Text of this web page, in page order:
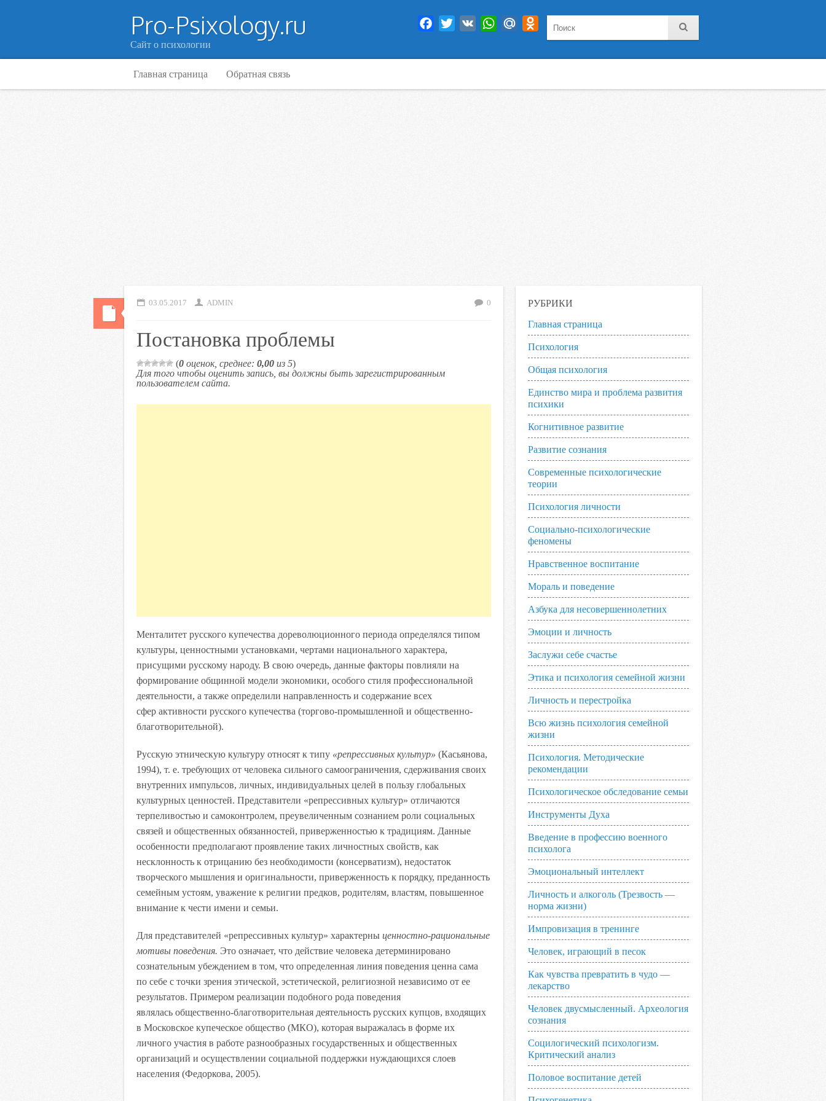
Pro-Psixology.ru
Сайт о психологии
Facebook
Twitter VK WhatsAppMail.RuOdnoklassniki
Главная страница Обратная связь
03.05.2017 ADMIN 0
Постановка проблемы
(0 оценок, среднее: 0,00 из 5)
Для того чтобы оценить запись, вы должны быть зарегистрированным
пользователем сайта.
Менталитет русского купечества дореволюционного периода определялся типом
культуры, ценностными установками, чертами национального характера,
присущими русскому народу. В свою очередь, данные факторы повлияли на
формирование общинной модели экономики, особого стиля профессиональной
деятельности, а также определили направленность и содержание всех
сфер активности русского купечества (торгово-промышленной и общественно-
благотворительной).
Русскую этническую культуру относят к типу «репрессивных культур» (Касьянова,
1994), т. е. требующих от человека сильного самоограничения, сдерживания своих
внутренних импульсов, личных, индивидуальных целей в пользу глобальных
культурных ценностей. Представители «репрессивных культур» отличаются
терпеливостью и самоконтролем, преувеличенным сознанием роли социальных
связей и общественных обязанностей, приверженностью к традициям. Данные
особенности предполагают проявление таких личностных свойств, как
несклонность к отрицанию без необходимости (консерватизм), недостаток
творческого мышления и оригинальности, приверженность к порядку, преданность
семейным устоям, уважение к религии предков, родителям, властям, повышенное
внимание к чести имени и семьи.
Для представителей «репрессивных культур» характерны ценностно-рациональные
мотивы поведения. Это означает, что действие человека детерминировано
сознательным убеждением в том, что определенная линия поведения ценна сама
по себе с точки зрения этической, эстетической, религиозной независимо от ее
результатов. Примером реализации подобного рода поведения
являлась общественно-благотворительная деятельность русских купцов, входящих
в Московское купеческое общество (МКО), которая выражалась в форме их
личного участия в работе разнообразных государственных и общественных
организаций и осуществлении социальной поддержки нуждающихся слоев
населения (Федоркова, 2005).
РУБРИКИ
Главная страница
Психология
Общая психология
Единство мира и проблема развития
психики
Когнитивное развитие
Развитие сознания
Современные психологические
теории
Психология личности
Социально-психологические
феномены
Нравственное воспитание
Мораль и поведение
Азбука для несовершеннолетних
Эмоции и личность
Заслужи себе счастье
Этика и психология семейной жизни
Личность и перестройка
Всю жизнь психология семейной
жизни
Психология. Методические
рекомендации
Психологическое обследование семьи
Инструменты Духа
Введение в профессию военного
психолога
Эмоциональный интеллект
Личность и алкоголь (Трезвость —
норма жизни)
Импровизация в тренинге
Человек, играющий в песок
Как чувства превратить в чудо —
лекарство
Человек двусмысленный. Археология
сознания
Социлогический психологизм.
Критический анализ
Половое воспитание детей